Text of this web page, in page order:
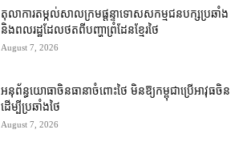
តុលាការ​តម្កល់​សាលក្រម​ផ្ដន្ទាទោស​សកម្មជន​បក្ស​ប្រឆាំង​
និង​ពលរដ្ឋ​ដែល​ថត​ពី​បញ្ហា​ព្រំដែន​ខ្មែរ​ថៃ
August 7, 2026
អនុព័ន្ធយោធា​ចិន​ធានា​ចំពោះ​ថៃ មិន​ឱ្យ​កម្ពុជា​ប្រើ​អាវុធ​ចិន​
ដើម្បី​ប្រឆាំង​ថៃ ​
August 7, 2026